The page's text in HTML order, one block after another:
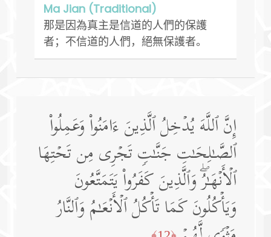
Ma Jian (Traditional)
那是因為真主是信道的人們的保護
者；不信道的人們，絕無保護者。
إِنَّ ٱللَّهَ یُدۡخِلُ ٱلَّذِینَ ءَامَنُوا۟ وَعَمِلُوا۟
ٱلصَّـٰلِحَـٰتِ جَنَّـٰتࣲ تَجۡرِی مِن تَحۡتِهَا
ٱلۡأَنۡهَـٰرُۖ وَٱلَّذِینَ كَفَرُوا۟ یَتَمَتَّعُونَ
وَیَأۡكُلُونَ كَمَا تَأۡكُلُ ٱلۡأَنۡعَـٰمُ وَٱلنَّارُ